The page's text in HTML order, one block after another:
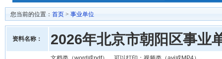
您当前的位置： 首页 > 事业单位
资料名称： 2026年北京市朝阳区事业